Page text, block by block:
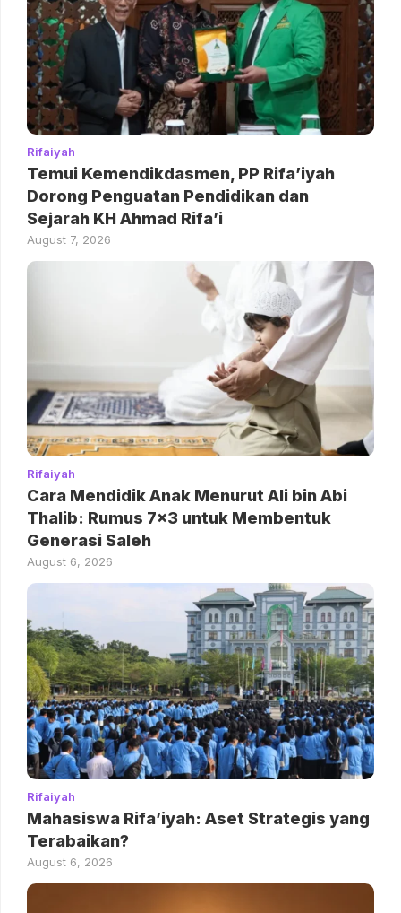
Rifaiyah
Temui Kemendikdasmen, PP Rifa’iyah
Dorong Penguatan Pendidikan dan
Sejarah KH Ahmad Rifa’i
August 7, 2026
Rifaiyah
Cara Mendidik Anak Menurut Ali bin Abi
Thalib: Rumus 7×3 untuk Membentuk
Generasi Saleh
August 6, 2026
Rifaiyah
Mahasiswa Rifa’iyah: Aset Strategis yang
Terabaikan?
August 6, 2026